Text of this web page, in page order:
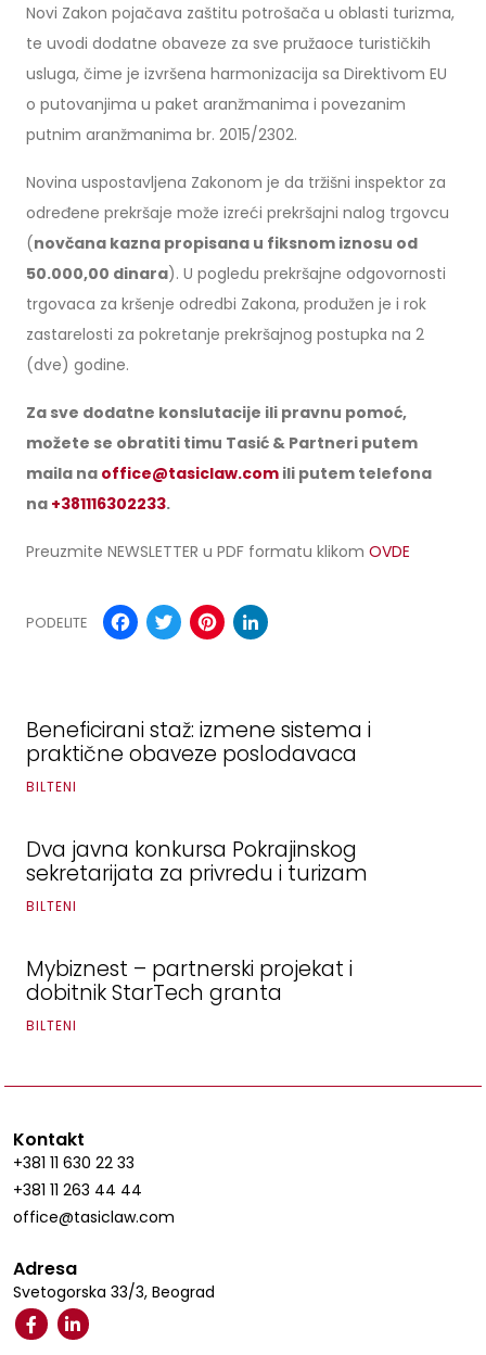
Novi Zakon pojačava zaštitu potrošača u oblasti turizma,
te uvodi dodatne obaveze za sve pružaoce turističkih
usluga, čime je izvršena harmonizacija sa Direktivom EU
o putovanjima u paket aranžmanima i povezanim
putnim aranžmanima br. 2015/2302.
Novina uspostavljena Zakonom je da tržišni inspektor za
određene prekršaje može izreći prekršajni nalog trgovcu
(novčana kazna propisana u fiksnom iznosu od
50.000,00 dinara). U pogledu prekršajne odgovornosti
trgovaca za kršenje odredbi Zakona, produžen je i rok
zastarelosti za pokretanje prekršajnog postupka na 2
(dve) godine.
Za sve dodatne konslutacije ili pravnu pomoć,
možete se obratiti timu Tasić & Partneri putem
maila na office@tasiclaw.com ili putem telefona
na +381116302233.
Preuzmite NEWSLETTER u PDF formatu klikom OVDE
PODELITE Facebook
TwitterPinterest
Beneficirani staž: izmene sistema i
praktične obaveze poslodavaca
BILTENI
Dva javna konkursa Pokrajinskog
sekretarijata za privredu i turizam
BILTENI
Mybiznest – partnerski projekat i
dobitnik StarTech granta
BILTENI
Kontakt
+381 11 630 22 33
+381 11 263 44 44
office@tasiclaw.com
Adresa
Svetogorska 33/3, Beograd